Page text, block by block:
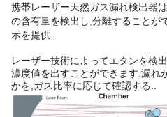
携帯レーザー天然ガス漏れ検出器
の含有量を検出し,分離することが
示を提供.
レーザー技術によってエタンを検
濃度値を出すことができます.漏れ
かを,ガス比率に応じて確認する..